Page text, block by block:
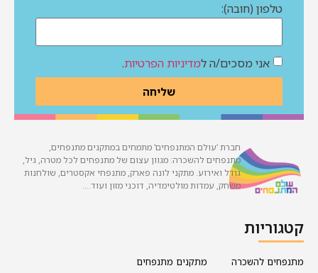
טלפון (חובה):
אני מסכים/ה למדיניות הפרטיות.
שליחה
חברת ‘עולם המתנפחים’ מתמחים במתקנים מתנפחים,
מתנפחים להשכרה: מגוון עצום של מתנפחים לכל מטרה, גיל,
גודל ואירוע. מתקני לונה פארק, מתנפחי אקסטרים, שולחנות
משחק, עמדות מולטימדיה, דוכני מזון ועוד….
קטגוריות
מתנפחים להשכרה מתקנים מתנפחים